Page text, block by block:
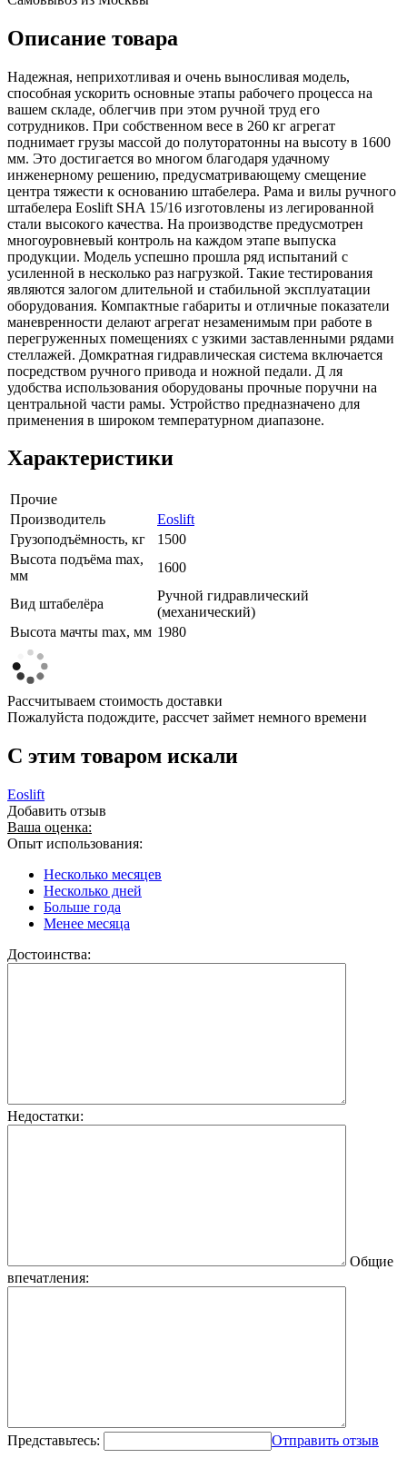
Описание товара
Надежная, неприхотливая и очень выносливая модель,
способная ускорить основные этапы рабочего процесса на
вашем складе, облегчив при этом ручной труд его
сотрудников. При собственном весе в 260 кг агрегат
поднимает грузы массой до полуторатонны на высоту в 1600
мм. Это достигается во многом благодаря удачному
инженерному решению, предусматривающему смещение
центра тяжести к основанию штабелера. Рама и вилы ручного
штабелера Eoslift SHA 15/16 изготовлены из легированной
стали высокого качества. На производстве предусмотрен
многоуровневый контроль на каждом этапе выпуска
продукции. Модель успешно прошла ряд испытаний с
усиленной в несколько раз нагрузкой. Такие тестирования
являются залогом длительной и стабильной эксплуатации
оборудования. Компактные габариты и отличные показатели
маневренности делают агрегат незаменимым при работе в
перегруженных помещениях с узкими заставленными рядами
стеллажей. Домкратная гидравлическая система включается
посредством ручного привода и ножной педали. Д ля
удобства использования оборудованы прочные поручни на
центральной части рамы. Устройство предназначено для
применения в широком температурном диапазоне.
Характеристики
Прочие
Производитель
Eoslift
Грузоподъёмность, кг
1500
Высота подъёма max,
мм
1600
Вид штабелёра
Ручной гидравлический
(механический)
Высота мачты max, мм 1980
Рассчитываем стоимость доставки
Пожалуйста подождите, рассчет займет немного времени
C этим товаром искали
Eoslift
Добавить отзыв
Ваша оценка:
Опыт использования:
Несколько месяцев
Несколько дней
Больше года
Менее месяца
Достоинства:
Недостатки:
Общие
впечатления:
Представьтесь: Отправить отзыв